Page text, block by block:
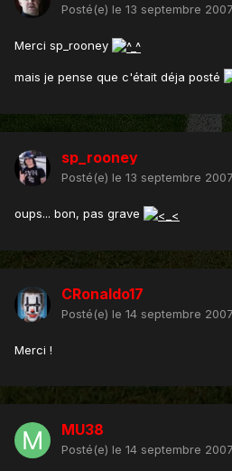
Posté(e) le 13 septembre 2007
Merci sp_rooney
mais je pense que c'était déja posté
sp_rooney
Posté(e) le 13 septembre 2007
oups... bon, pas grave
CRonaldo17
Posté(e) le 14 septembre 2007
Merci !
MU38
Posté(e) le 14 septembre 2007